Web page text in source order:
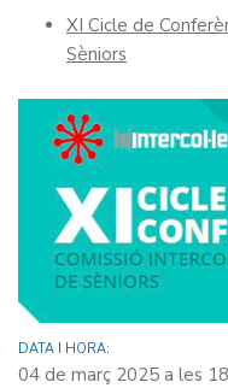
XI Cicle de
Sèniors
DATA I HORA:
04 de març 2025 a les